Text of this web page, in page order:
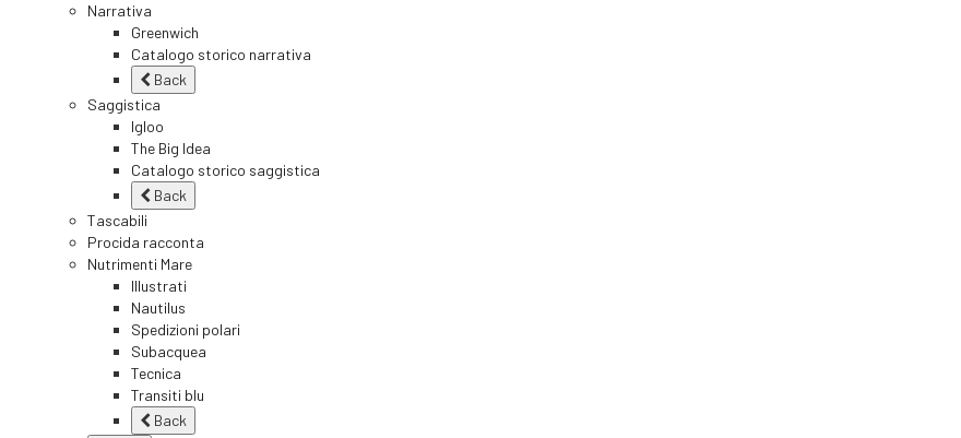
Narrativa
Greenwich
Catalogo storico narrativa
Back
Saggistica
Igloo
The Big Idea
Catalogo storico saggistica
Back
Tascabili
Procida racconta
Nutrimenti Mare
Illustrati
Nautilus
Spedizioni polari
Subacquea
Tecnica
Transiti blu
Back